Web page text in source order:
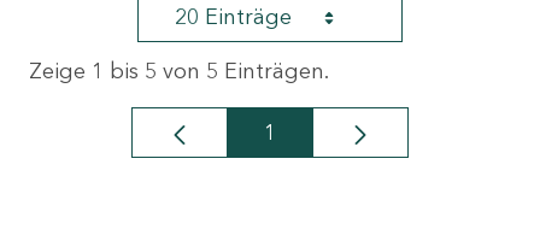
20 Einträge
Zeige 1 bis 5 von 5 Einträgen.
Seite
1